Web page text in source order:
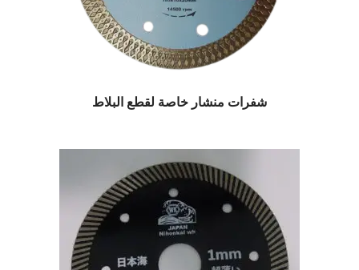
شفرات منشار خاصة لقطع البلاط